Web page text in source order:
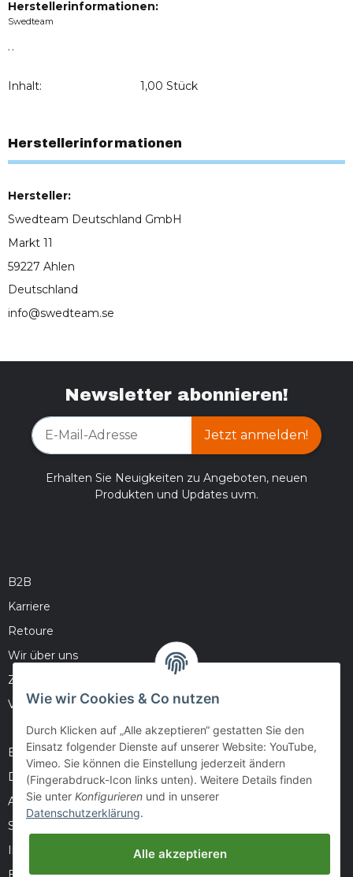
Herstellerinformationen:
Swedteam
, ,
Inhalt: 1,00 Stück
Herstellerinformationen
Hersteller:
Swedteam Deutschland GmbH
Markt 11
59227 Ahlen
Deutschland
info@swedteam.se
Newsletter abonnieren!
Jetzt anmelden!
Erhalten Sie Neuigkeiten zu Angeboten, neuen
Produkten und Updates uvm.
B2B
Karriere
Retoure
Wir über uns
Zahlungsmöglichkeiten
Versandinformationen
Barrierefreiheitserklärung
Datenschutz
AGB
Sitemap
Impressum
Wie wir Cookies & Co nutzen
Durch Klicken auf „Alle akzeptieren“ gestatten Sie den
Einsatz folgender Dienste auf unserer Website: YouTube,
Vimeo. Sie können die Einstellung jederzeit ändern
(Fingerabdruck-Icon links unten). Weitere Details finden
Sie unter Konfigurieren und in unserer
Datenschutzerklärung.
Alle akzeptieren